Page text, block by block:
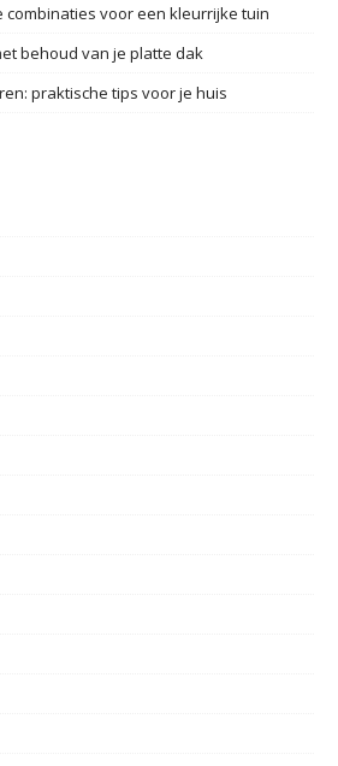
combinaties voor een kleurrijke tuin
behoud van je platte dak
praktische tips voor je huis